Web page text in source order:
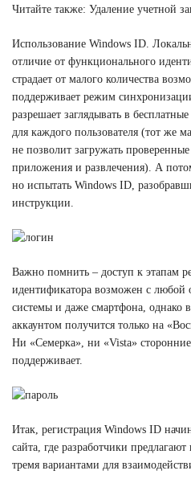
Читайте также: Удаление учетной
Использование Windows ID.
отличие от функционального
страдает от малого количества
поддерживает режим
разрешает заглядывать в
для каждого пользователя (тот же
не позволит загружать
приложения и развлечения). А
но испытать Windows ID,
инструкции.
Важно помнить – доступ к этапам
идентификатора возможен с любой
системы и даже смартфона, однако
аккаунтом получится только на
Ни «Семерка», ни «Vista»
поддерживает.
Итак, регистрация Windows ID
сайта, где разработчики предлагают
тремя вариантами для